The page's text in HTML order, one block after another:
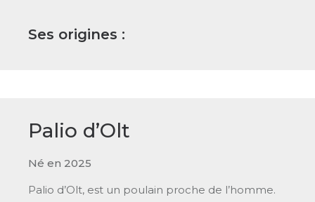
Ses origines :
Palio d’Olt
Né en 2025
Palio d’Olt, est un poulain proche de l’homme.